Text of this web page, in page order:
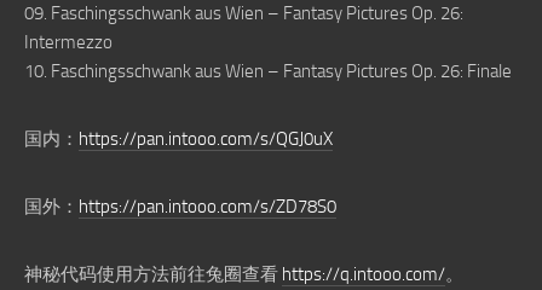
09. Faschingsschwank aus Wien – Fantasy Pictures Op. 26:
Intermezzo
10. Faschingsschwank aus Wien – Fantasy Pictures Op. 26: Finale
国内： https://pan.intooo.com/s/QGJ0uX
国外： https://pan.intooo.com/s/ZD78S0
神秘代码使用方法前往兔圈查看 https://q.intooo.com/。